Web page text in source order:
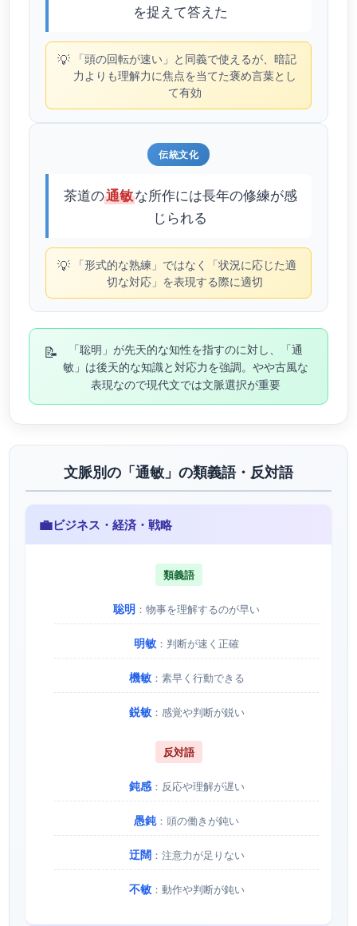
を捉えて答えた
💡 「頭の回転が速い」と同義で使えるが、暗記
力よりも理解力に焦点を当てた褒め言葉とし
て有効
伝統文化
茶道の通敏な所作には長年の修練が感
じられる
💡 「形式的な熟練」ではなく「状況に応じた適
切な対応」を表現する際に適切
📝
「聡明」が先天的な知性を指すのに対し、「通
敏」は後天的な知識と対応力を強調。やや古風な
表現なので現代文では文脈選択が重要
文脈別の「通敏」の類義語・反対語
💼ビジネス・経済・戦略
類義語
聡明 ：物事を理解するのが早い
明敏 ：判断が速く正確
機敏：素早く行動できる
鋭敏：感覚や判断が鋭い
反対語
鈍感：反応や理解が遅い
愚鈍：頭の働きが鈍い
迂闊：注意力が足りない
不敏：動作や判断が鈍い